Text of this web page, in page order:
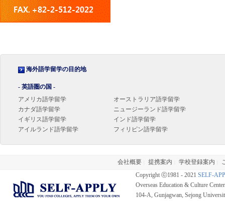
海外語学留学の目的地
- 英語圏の国 -
アメリカ語学留学
カナダ語学留学
イギリス語学留学
アイルランド語学留学
オーストラリア語学留学
ニュージーランド語学留学
インド語学留学
フィリピン語学留学
会社概要 提携案内 学校登録案内
Copyright ⓒ1981 - 2021 SELF-
Overseas Education & Culture
104-A, Gunjagwan, Sejong